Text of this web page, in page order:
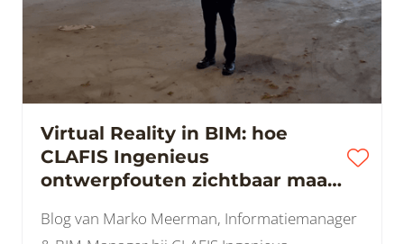
Virtual Reality in BIM: hoe
CLAFIS Ingenieus
ontwerpfouten zichtbaar maakt
Blog van Marko Meerman, Informatiemanager